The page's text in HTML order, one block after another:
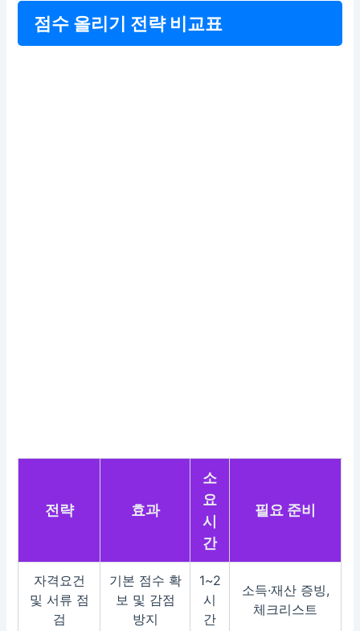
점수 올리기 전략 비교표
전략 효과
소
요
시
간
필요 준비
자격요건
및 서류 점
검
기본 점수 확
보 및 감점
방지
1~2
시
간
소득·재산 증빙,
체크리스트